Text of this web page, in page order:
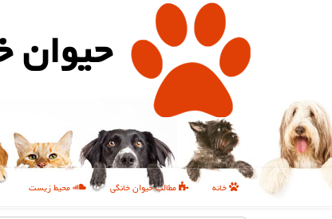
حیوان
خانه مطالب حیوان خانگی محیط زیست